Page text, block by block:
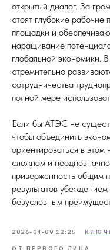
открытый диалог. За
стоят глубокие
площадки и
наращивание
глобальной экономики.
стремительно
сотрудничества
полной мере
Если бы АТЭС не
чтобы объединить
ориентироваться в
сложном и
приверженность общим
результатов
безусловным
2026-04-09 12:25